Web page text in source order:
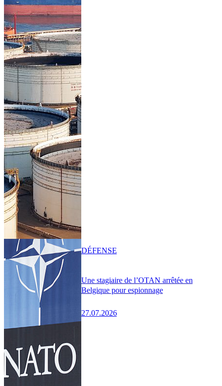
Une stagiaire de l’OTAN arrêtée en
Belgique pour espionnage
27.07.2026
DÉFENSE